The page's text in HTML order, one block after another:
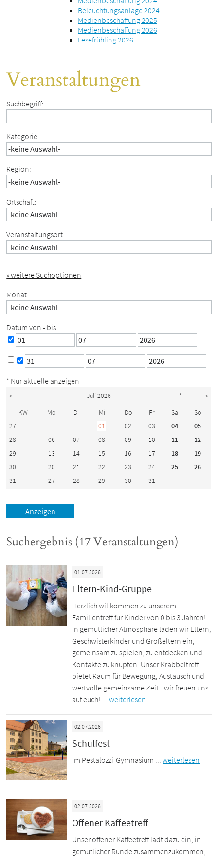
Beleuchtungsanlage 2024
Medienbeschaffung 2025
Medienbeschaffung 2026
Lesefrühling 2026
Veranstaltungen
Suchbegriff:
Kategorie:
Region:
Ortschaft:
Veranstaltungsort:
» weitere Suchoptionen
Monat:
Datum von - bis:
* Nur aktuelle anzeigen
< Juli 2026 *
>
KW
Mo Di Mi Do Fr Sa
So
27
01 02 03 04
05
28
06 07 08 09 10 11
12
29
13 14 15 16 17 18
19
30
20 21 22 23 24 25
26
31
27 28 29 30 31
Suchergebnis (17 Veranstaltungen)
01.07.2026
Eltern-Kind-Gruppe
Herzlich willkommen zu unserem
Familientreff für Kinder von 0 bis 3 Jahren!
In gemütlicher Atmosphäre laden wir Eltern,
Geschwisterkinder und Großeltern ein,
gemeinsam zu spielen, zu entdecken und
Kontakte zu knüpfen. Unser Krabbeltreff
bietet Raum für Bewegung, Austausch und
wertvolle gemeinsame Zeit - wir freuen uns
auf euch! ...weiterlesen
02.07.2026
Schulfest
im Pestalozzi-Gymnasium ...weiterlesen
02.07.2026
Offener Kaffeetreff
Unser offener Kaffeetreff lädt dazu ein, in
gemütlicher Runde zusammenzukommen,